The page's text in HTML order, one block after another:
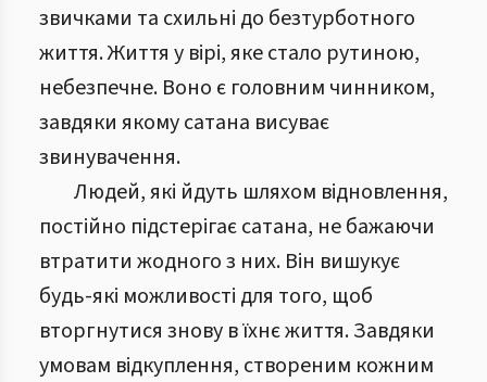
звичками та схильні до безтурботного
життя. Життя у вірі, яке стало рутиною,
небезпечне. Воно є головним чинником,
завдяки якому сатана висуває
звинувачення.
Людей, які йдуть шляхом відновлення,
постійно підстерігає сатана, не бажаючи
втратити жодного з них. Він вишукує
будь-які можливості для того, щоб
вторгнутися знову в їхнє життя. Завдяки
умовам відкуплення, створеним кожним